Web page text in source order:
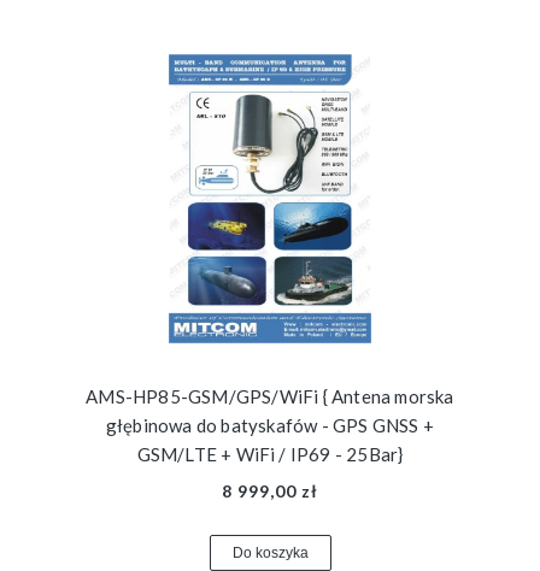
AMS-HP85-GSM/GPS/WiFi { Antena morska
głębinowa do batyskafów - GPS GNSS +
GSM/LTE + WiFi / IP69 - 25Bar}
8 999,00 zł
Do koszyka